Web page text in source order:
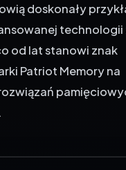
doskonały
technologii
od lat stanowi znak
Patriot Memory na